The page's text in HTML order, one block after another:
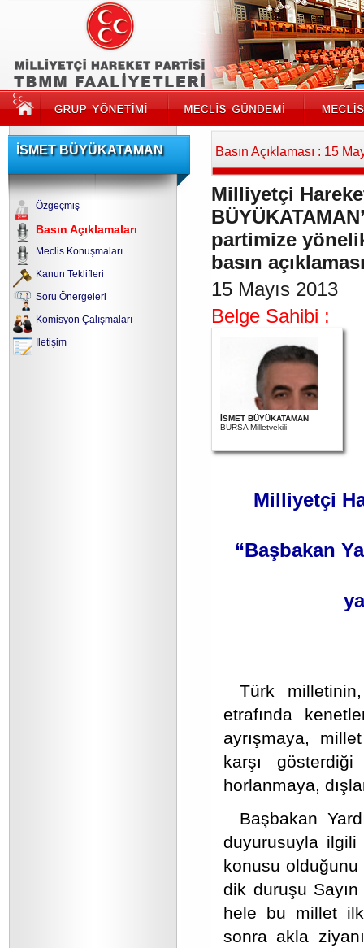
İSMET BÜYÜKATAMAN
Özgeçmiş
Basın Açıklamaları
Meclis Konuşmaları
Kanun Teklifleri
Soru Önergeleri
Komisyon Çalışmaları
İletişim
Basın Açıklaması : 15
Milliyetçi
partimize
basın
15 Mayıs 2013
Belge Sahibi :
İSMET BÜYÜKATAMAN
BURSA Milletvekili
Milliyetçi
“Başbakan
Türk
etrafında
ayrışmaya,
karşı
horlanmaya,
Başbakan
duyurusuyla
konusu
dik duruşu
hele bu millet
sonra akla